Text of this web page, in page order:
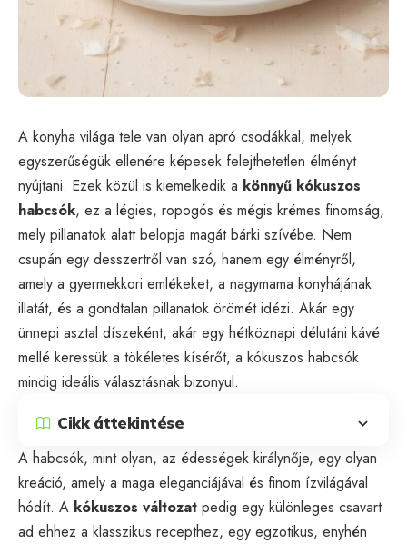
A konyha világa tele van olyan apró csodákkal, melyek
egyszerűségük ellenére képesek felejthetetlen élményt
nyújtani. Ezek közül is kiemelkedik a könnyű kókuszos
habcsók, ez a légies, ropogós és mégis krémes finomság,
mely pillanatok alatt belopja magát bárki szívébe. Nem
csupán egy desszertről van szó, hanem egy élményről,
amely a gyermekkori emlékeket, a nagymama konyhájának
illatát, és a gondtalan pillanatok örömét idézi. Akár egy
ünnepi asztal díszeként, akár egy hétköznapi délutáni kávé
mellé keressük a tökéletes kísérőt, a kókuszos habcsók
mindig ideális választásnak bizonyul.
Cikk áttekintése
A habcsók, mint olyan, az édességek királynője, egy olyan
kreáció, amely a maga eleganciájával és finom ízvilágával
hódít. A kókuszos változat pedig egy különleges csavart
ad ehhez a klasszikus recepthez, egy egzotikus, enyhén